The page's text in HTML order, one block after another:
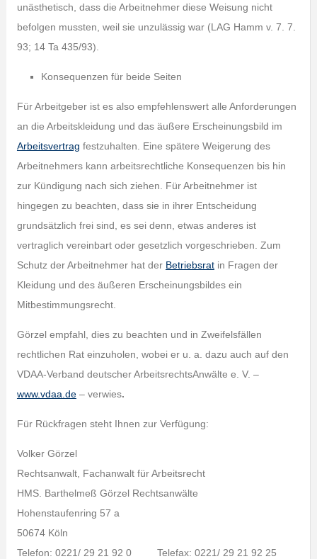
unästhetisch, dass die Arbeitnehmer diese Weisung nicht
befolgen mussten, weil sie unzulässig war (LAG Hamm v. 7. 7.
93; 14 Ta 435/93).
Konsequenzen für beide Seiten
Für Arbeitgeber ist es also empfehlenswert alle Anforderungen
an die Arbeitskleidung und das äußere Erscheinungsbild im
Arbeitsvertrag festzuhalten. Eine spätere Weigerung des
Arbeitnehmers kann arbeitsrechtliche Konsequenzen bis hin
zur Kündigung nach sich ziehen. Für Arbeitnehmer ist
hingegen zu beachten, dass sie in ihrer Entscheidung
grundsätzlich frei sind, es sei denn, etwas anderes ist
vertraglich vereinbart oder gesetzlich vorgeschrieben. Zum
Schutz der Arbeitnehmer hat der Betriebsratin Fragen der
Kleidung und des äußeren Erscheinungsbildes ein
Mitbestimmungsrecht.
Görzel empfahl, dies zu beachten und in Zweifelsfällen
rechtlichen Rat einzuholen, wobei er u. a. dazu auch auf den
VDAA-Verband deutscher ArbeitsrechtsAnwälte e. V. –
www.vdaa.de– verwies.
Für Rückfragen steht Ihnen zur Verfügung:
Volker Görzel
Rechtsanwalt, Fachanwalt für Arbeitsrecht
HMS. Barthelmeß Görzel Rechtsanwälte
Hohenstaufenring 57 a
50674 Köln
Telefon: 0221/ 29 21 92 0 Telefax: 0221/ 29 21 92 25